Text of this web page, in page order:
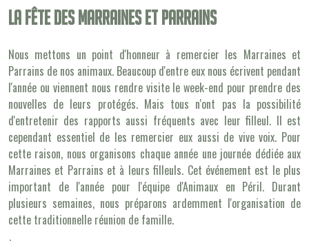
La fête des marraines et parrains
Nous mettons un point d'honneur à remercier les Marraines et
Parrains de nos animaux. Beaucoup d'entre eux nous écrivent pendant
l'année ou viennent nous rendre visite le week-end pour prendre des
nouvelles de leurs protégés. Mais tous n'ont pas la possibilité
d'entretenir des rapports aussi fréquents avec leur filleul. Il est
cependant essentiel de les remercier eux aussi de vive voix. Pour
cette raison, nous organisons chaque année une journée dédiée aux
Marraines et Parrains et à leurs filleuls. Cet événement est le plus
important de l'année pour l'équipe d'Animaux en Péril. Durant
plusieurs semaines, nous préparons ardemment l'organisation de
cette traditionnelle réunion de famille.